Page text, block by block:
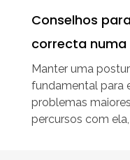
Conselhos
correcta
Manter uma
fundamental para
problemas
percursos com